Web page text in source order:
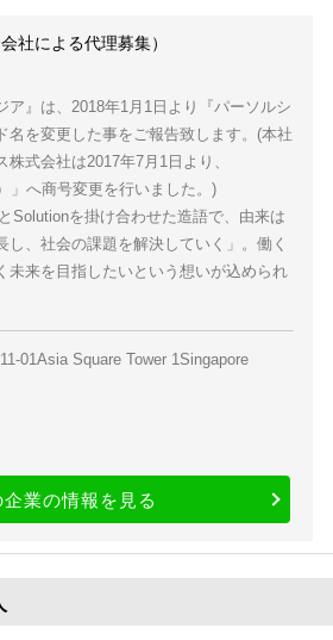
社による代理募集）
ア』は、2018年1月1日より『パーソルシ
名を変更した事をご報告致します。(本社
式会社は2017年7月1日より、
」へ商号変更を行いました。)
Solutionを掛け合わせた造語で、由来は
し、社会の課題を解決していく」。働く
未来を目指したいという想いが込められ
01Asia Square Tower 1Singapore
企業の情報を見る